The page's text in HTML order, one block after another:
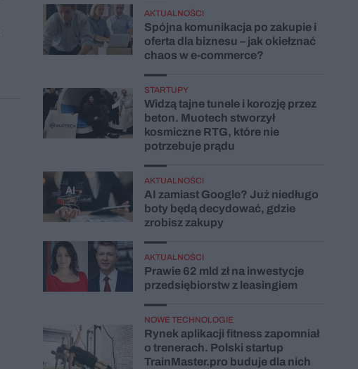
AKTUALNOŚCI
Spójna komunikacja po zakupie i
oferta dla biznesu – jak okiełznać
chaos w e-commerce?
STARTUPY
Widzą tajne tunele i korozję przez
beton. Muotech stworzył
kosmiczne RTG, które nie
potrzebuje prądu
AKTUALNOŚCI
AI zamiast Google? Już niedługo
boty będą decydować, gdzie
zrobisz zakupy
AKTUALNOŚCI
Prawie 62 mld zł na inwestycje
przedsiębiorstw z leasingiem
NOWE TECHNOLOGIE
Rynek aplikacji fitness zapomniał
o trenerach. Polski startup
TrainMaster.pro buduje dla nich